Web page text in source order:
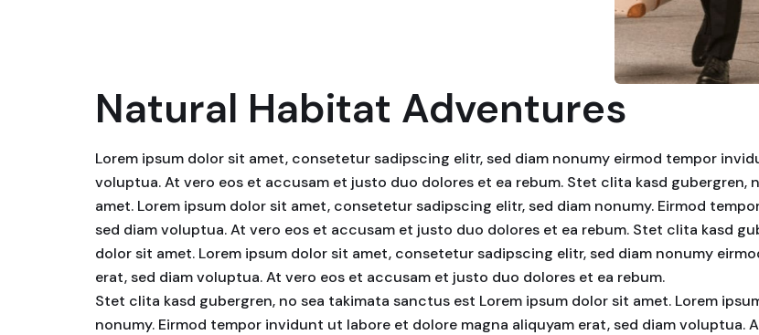
Natural Habitat Adventures
Lorem ipsum dolor sit amet, consetetur sadipscing elitr, sed diam nonumy eirmod tempor
voluptua. At vero eos et accusam et justo duo dolores et ea rebum. Stet clita kasd gubergren,
amet. Lorem ipsum dolor sit amet, consetetur sadipscing elitr, sed diam nonumy. Eirmod
sed diam voluptua. At vero eos et accusam et justo duo dolores et ea rebum. Stet clita kasd
dolor sit amet. Lorem ipsum dolor sit amet, consetetur sadipscing elitr, sed diam nonumy
erat, sed diam voluptua. At vero eos et accusam et justo duo dolores et ea rebum.
Stet clita kasd gubergren, no sea takimata sanctus est Lorem ipsum dolor sit amet. Lorem
nonumy. Eirmod tempor invidunt ut labore et dolore magna aliquyam erat, sed diam voluptua.